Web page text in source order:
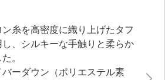
糸を高密度に織り上げたタフ
、シルキーな手触りと柔らか
。
ーダウン（ポリエステル素